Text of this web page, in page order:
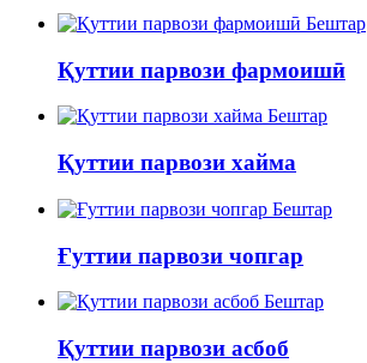
Бештар
Қуттии парвози фармоишӣ
Бештар
Қуттии парвози хайма
Бештар
Ғуттии парвози чопгар
Бештар
Қуттии парвози асбоб